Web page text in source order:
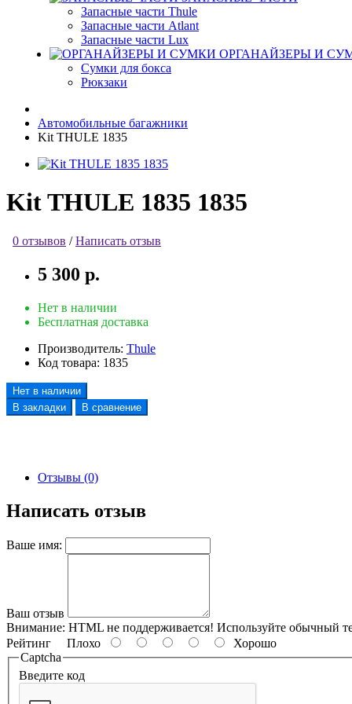
Запасные части Thule
Запасные части Atlant
Запасные части Lux
ОРГАНАЙЗЕРЫ И
Сумки для бокса
Рюкзаки
Автомобильные багажники
Kit THULE 1835
Kit THULE 1835 1835
0 отзывов /Написать отзыв
5 300 р.
Нет в наличии
Бесплатная доставка
Производитель: Thule
Код товара: 1835
Нет в наличии
В закладки
В сравнение
Отзывы (0)
Написать отзыв
Ваше имя:
Ваш отзыв
Внимание: HTML не поддерживается! Используйте обычный
Рейтинг Плохо
Хорошо
Captcha
Введите код